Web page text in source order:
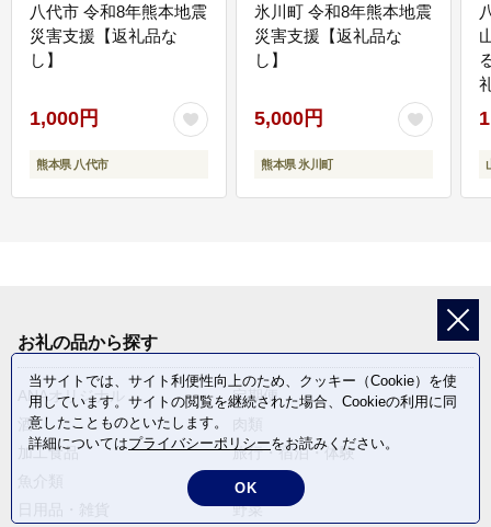
八代市 令和8年熊本地震
災害支援【返礼品な
し】
1,000円
熊本県 八代市
氷川町 令和8年熊本地震
災害支援【返礼品な
し】
5,000円
熊本県 氷川町
お礼の品から探す
ANAオリジナル
定期便
酒
加工食品
旅行・宿泊・体験
麺類
野菜
当サイトでは、サイト利便性向上のため、クッキー（Cookie）を使
用しています。サイトの閲覧を継続された場合、Cookieの利用に同
意したことものといたします。
詳細についてはプライバシーポリシーをお読みください。
OK